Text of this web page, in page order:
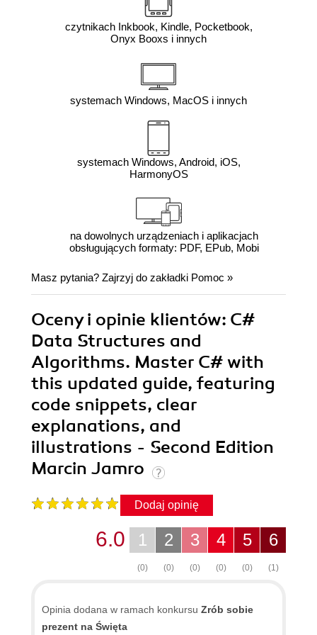
czytnikach Inkbook, Kindle, Pocketbook,
Onyx Booxs i innych
systemach Windows, MacOS i innych
systemach Windows, Android, iOS,
HarmonyOS
na dowolnych urządzeniach i aplikacjach
obsługujących formaty: PDF, EPub, Mobi
Masz pytania? Zajrzyj do zakładki Pomoc »
Oceny i opinie klientów: C#
Data Structures and
Algorithms. Master C# with
this updated guide, featuring
code snippets, clear
explanations, and
illustrations - Second Edition
Marcin Jamro
Dodaj opinię
6
(1)
5
(0)
4
(0)
3
(0)
2
(0)
1
(0)
6.0
Opinia dodana w ramach konkursu Zrób sobie
prezent na Święta